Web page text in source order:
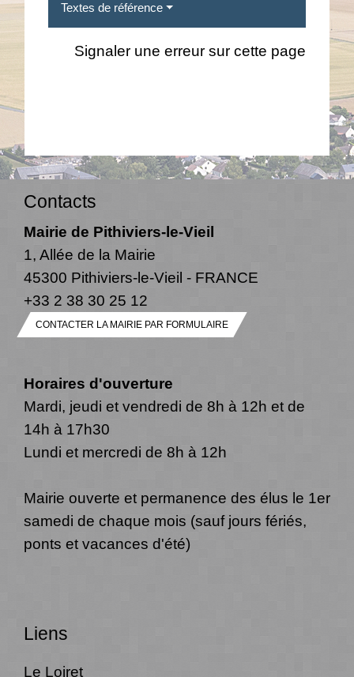
Textes de référence
Signaler une erreur sur cette page
Contacts
Mairie de Pithiviers-le-Vieil
1, Allée de la Mairie
45300 Pithiviers-le-Vieil - FRANCE
+33 2 38 30 25 12
CONTACTER LA MAIRIE PAR FORMULAIRE
Horaires d'ouverture
Mardi, jeudi et vendredi de 8h à 12h et de
14h à 17h30
Lundi et mercredi de 8h à 12h
Mairie ouverte et permanence des élus le 1er
samedi de chaque mois (sauf jours fériés,
ponts et vacances d'été)
Liens
Le Loiret